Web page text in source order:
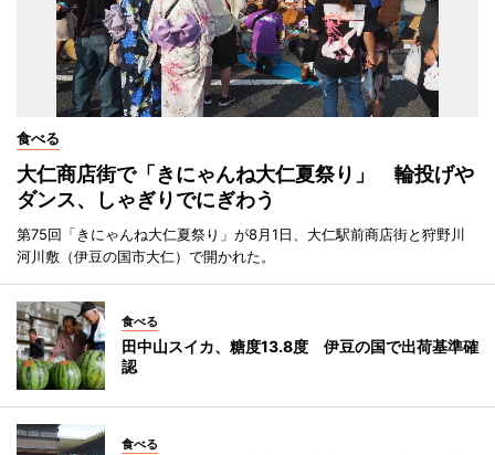
食べる
大仁商店街で「きにゃんね大仁夏祭り」 輪投げや
ダンス、しゃぎりでにぎわう
第75回「きにゃんね大仁夏祭り」が8月1日、大仁駅前商店街と狩野川
河川敷（伊豆の国市大仁）で開かれた。
食べる
田中山スイカ、糖度13.8度 伊豆の国で出荷基準確
認
食べる